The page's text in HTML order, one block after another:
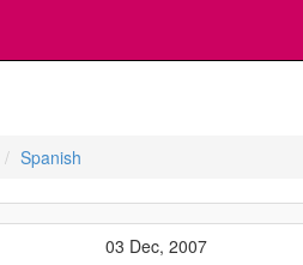
Spanish
03 Dec, 2007